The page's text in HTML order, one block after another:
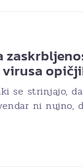
se strinjajo,
ni nujno,